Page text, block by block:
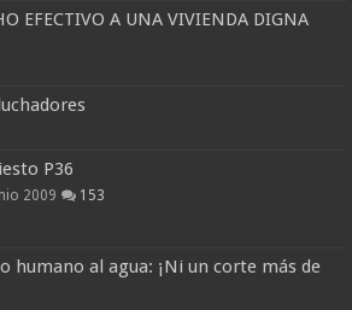
EFECTIVO A UNA VIVIENDA DIGNA
P36
2009 153
humano al agua: ¡Ni un corte más de